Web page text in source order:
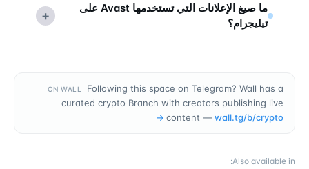
ما صيغ الإعلانات التي تستخدمها Avast على
تيليجرام؟
+
ON WALL
Following this space on Telegram? Wall has a
curated crypto Branch with creators publishing live
content — wall.tg/b/crypto
→
Also available in
: